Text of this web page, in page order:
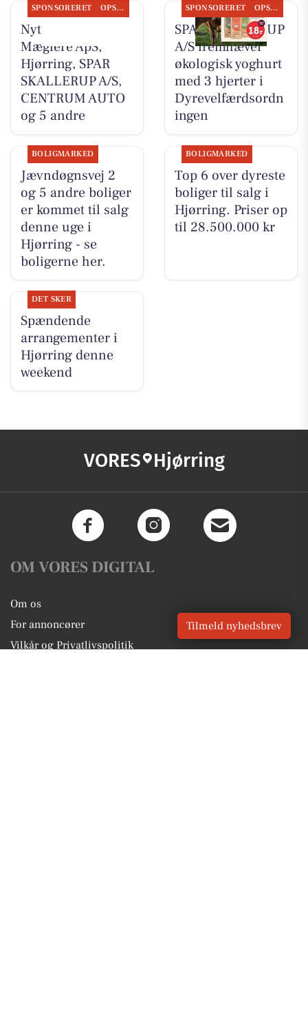
SPONSORERET OPSLAGSTAVLEN
Nyt fra Byens
Mæglere ApS,
Hjørring, SPAR
SKALLERUP A/S,
CENTRUM AUTO
og 5 andre
SPONSORERET OPSLAGSTAVLEN
SPAR SKALLERUP
A/S fremhæver
økologisk yoghurt
med 3 hjerter i
Dyrevelfærdsordn
ingen
BOLIGMARKED
Jævndøgnsvej 2
og 5 andre boliger
er kommet til salg
denne uge i
Hjørring - se
boligerne her.
BOLIGMARKED
Top 6 over dyreste
boliger til salg i
Hjørring. Priser op
til 28.500.000 kr
DET SKER
Spændende
arrangementer i
Hjørring denne
weekend
VORES Hjørring
OM VORES DIGITAL
Om os
For annoncører
Vilkår og Privatlivspolitik
Tilmeld nyhedsbrev